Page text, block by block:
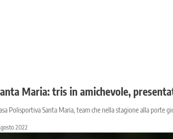
Maria: tris in amichevole,
Polisportiva Santa Maria, team che nella stagione alla porte
2022